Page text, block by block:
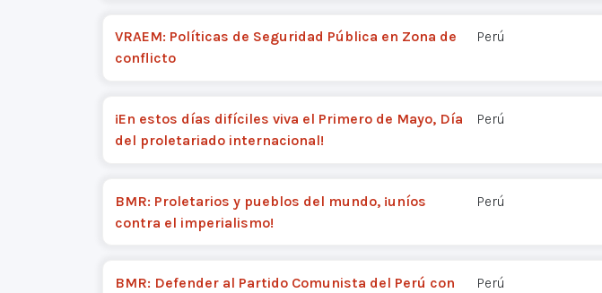
VRAEM: Políticas de Seguridad Pública en Zona de
conflicto
Perú
¡En estos días difíciles viva el Primero de Mayo, Día
del proletariado internacional!
Perú
BMR: Proletarios y pueblos del mundo, ¡uníos
contra el imperialismo!
Perú
BMR: Defender al Partido Comunista del Perú con
Perú